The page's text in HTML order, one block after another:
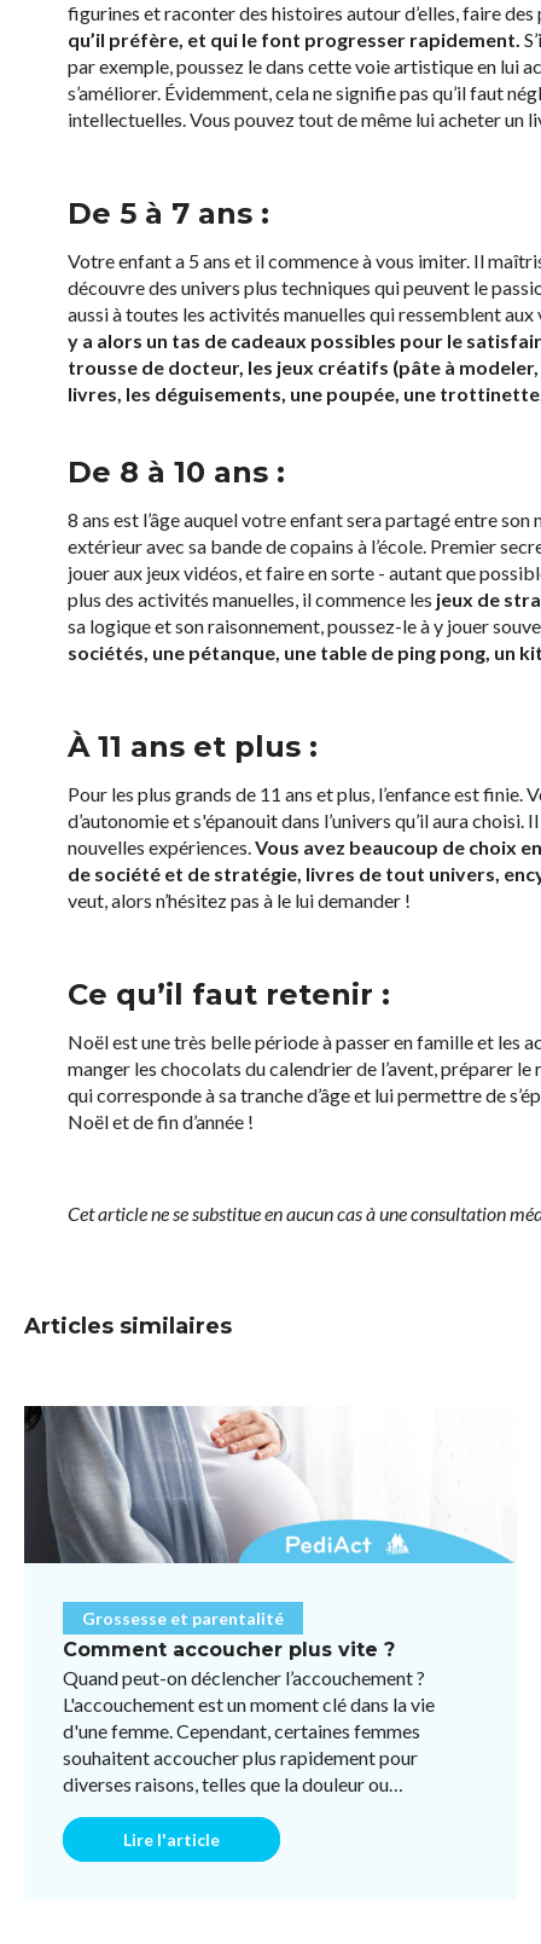
figurines et raconter des histoires autour d’elles, faire
qu’il préfère, et qui le font progresser rapidement.
par exemple, poussez le dans cette voie artistique en lui
s’améliorer. Évidemment, cela ne signifie pas qu’il faut
intellectuelles. Vous pouvez tout de même lui acheter un
De 5 à 7 ans :
Votre enfant a 5 ans et il commence à vous imiter. Il
découvre des univers plus techniques qui peuvent le
aussi à toutes les activités manuelles qui ressemblent
y a alors un tas de cadeaux possibles pour le
trousse de docteur, les jeux créatifs (pâte à
livres, les déguisements, une poupée, une
De 8 à 10 ans :
8 ans est l’âge auquel votre enfant sera partagé entre
extérieur avec sa bande de copains à l’école. Premier
jouer aux jeux vidéos, et faire en sorte - autant que
plus des activités manuelles, il commence les jeux de
sa logique et son raisonnement, poussez-le à y jouer
sociétés, une pétanque, une table de ping pong, un
À 11 ans et plus :
Pour les plus grands de 11 ans et plus, l’enfance est
d’autonomie et s'épanouit dans l’univers qu’il aura
nouvelles expériences.Vous avez beaucoup de choix
de société et de stratégie, livres de tout univers,
veut, alors n’hésitez pas à le lui demander !
Ce qu’il faut retenir :
Noël est une très belle période à passer en famille et les
manger les chocolats du calendrier de l’avent, préparer
qui corresponde à sa tranche d’âge et lui permettre de
Noël et de fin d’année !
Cet article ne se substitue en aucun cas à une consultation
Articles similaires
Grossesse et parentalité
Comment accoucher plus vite ?
Quand peut-on déclencher l’accouchement ?
L'accouchement est un moment clé dans la vie
d'une femme. Cependant, certaines femmes
souhaitent accoucher plus rapidement pour
diverses raisons, telles que la douleur ou
Lire l'article